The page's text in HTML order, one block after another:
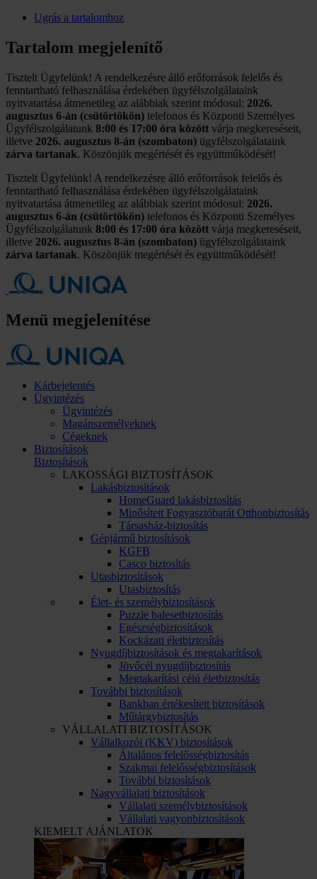
Ugrás a tartalomhoz
Tartalom megjelenítő
Tisztelt Ügyfelünk! A rendelkezésre álló erőforrások felelős és
fenntartható felhasználása érdekében ügyfélszolgálataink
nyitvatartása átmenetileg az alábbiak szerint módosul: 2026.
augusztus 6-án (csütörtökön) telefonos és Központi Személyes
Ügyfélszolgálatunk 8:00 és 17:00 óra között várja megkereséseit,
illetve 2026. augusztus 8-án (szombaton) ügyfélszolgálataink
zárva tartanak. Köszönjük megértését és együttműködését!
Tisztelt Ügyfelünk! A rendelkezésre álló erőforrások felelős és
fenntartható felhasználása érdekében ügyfélszolgálataink
nyitvatartása átmenetileg az alábbiak szerint módosul: 2026.
augusztus 6-án (csütörtökön) telefonos és Központi Személyes
Ügyfélszolgálatunk 8:00 és 17:00 óra között várja megkereséseit,
illetve 2026. augusztus 8-án (szombaton) ügyfélszolgálataink
zárva tartanak. Köszönjük megértését és együttműködését!
Menü megjelenítése
Kárbejelentés
Ügyintézés
Ügyintézés
Magánszemélyeknek
Cégeknek
Biztosítások
Biztosítások
LAKOSSÁGI BIZTOSÍTÁSOK
Lakásbiztosítások
HomeGuard lakásbiztosítás
Minősített Fogyasztóbarát Otthonbiztosítás
Társasház-biztosítás
Gépjármű biztosítások
KGFB
Casco biztosítás
Utasbiztosítások
Utasbiztosítás
Élet- és személybiztosítások
Puzzle balesetbiztosítás
Egészségbiztosítások
Kockázati életbiztosítás
Nyugdíjbiztosítások és megtakarítások
Jövőcél nyugdíjbiztosítás
Megtakarítási célú életbiztosítás
További biztosítások
Bankban értékesített biztosítások
Műtárgybiztosítás
VÁLLALATI BIZTOSÍTÁSOK
Vállalkozói (KKV) biztosítások
Általános felelősségbiztosítás
Szakmai felelősségbiztosítások
További biztosítások
Nagyvállalati biztosítások
Vállalati személybiztosítások
Vállalati vagyonbiztosítások
KIEMELT AJÁNLATOK